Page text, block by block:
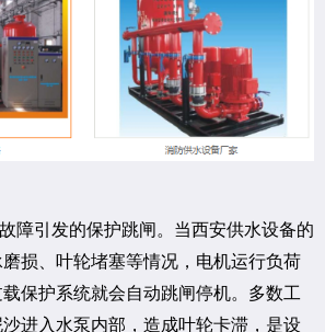
障引发的保护跳闸。当西安供水设备的
损、叶轮堵塞等情况，电机运行负荷
保护系统就会自动跳闸停机。多数工
进入水泵内部，造成叶轮卡滞，是设